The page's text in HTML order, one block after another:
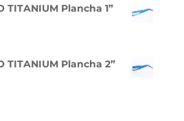
TITANIUM Plancha 1”
TITANIUM Plancha 2”